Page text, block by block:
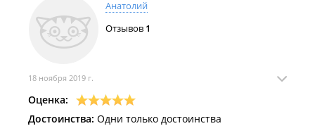
Анатолий
Отзывов 1
18 ноября 2019 г.
Оценка:
Достоинства: Одни только достоинства